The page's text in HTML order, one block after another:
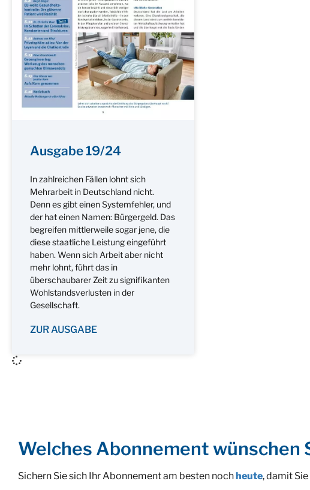
Ausgabe 19/24
In zahlreichen Fällen lohnt sich
Mehrarbeit in Deutschland nicht.
Denn es gibt einen Systemfehler, und
der hat einen Namen: Bürgergeld. Das
begreifen mittlerweile sogar jene, die
diese staatliche Leistung eingeführt
haben. Wenn sich Arbeit aber nicht
mehr lohnt, führt das in
überschaubarer Zeit zu signifikanten
Wohlstandsverlusten in der
Gesellschaft.
ZUR AUSGABE
Welches Abonnement wünschen
Sichern Sie sich Ihr Abonnement am besten nochheute, damit